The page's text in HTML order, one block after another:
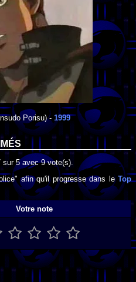
Porisu) - 1999
sur 5avec9vote(s).
afin qu'il progresse dans le Top
Votre note